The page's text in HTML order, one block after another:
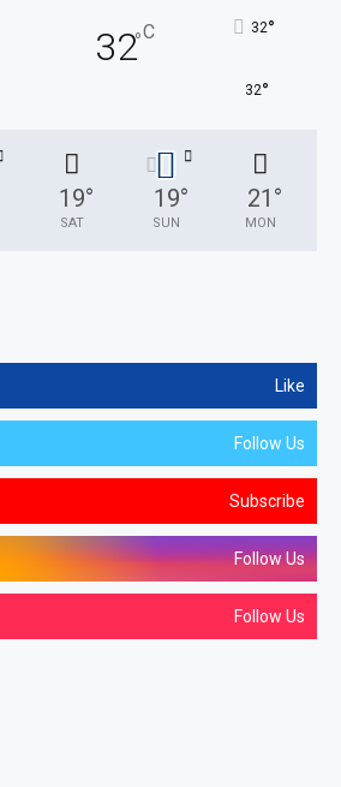
32°C 32°
32°
19°
SAT
19°
SUN
21 °
MON
Like
Follow Us
Subscribe
Follow Us
Follow Us